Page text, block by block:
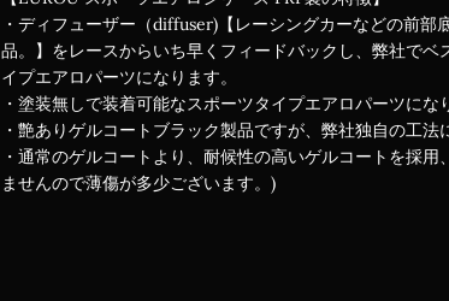
・ディフューザー（diffuser)【レーシングカーなどの前
品。】をレースからいち早くフィードバックし、弊社で
イプエアロパーツになります。
・塗装無しで装着可能なスポーツタイプエアロパーツにな
・艶ありゲルコートブラック製品ですが、弊社独自の工
・通常のゲルコートより、耐候性の高いゲルコートを採
ませんので薄傷が多少ございます。)